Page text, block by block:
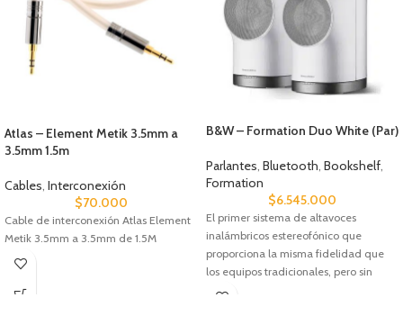
Atlas – Element Metik 3.5mm a
3.5mm 1.5m
Cables, Interconexión
$70.000
Cable de interconexión Atlas Element
Metik 3.5mm a 3.5mm de 1.5M
B&W – Formation Duo White (Par)
Parlantes Bluetooth Bookshelf
Formation
$6.545.000
El primer sistema de altavoces
inalámbricos estereofónico que
proporciona la misma fidelidad que
los equipos tradicionales, pero sin
cables. El Duo incorpora la misma